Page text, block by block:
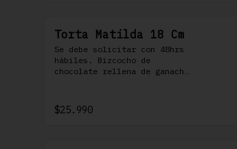
Torta Matilda 18 Cm
Se debe solicitar con 48hrs
hábiles. Bizcocho de
chocolate rellena de ganache
chocolate. 100% chocolate.
$25.990